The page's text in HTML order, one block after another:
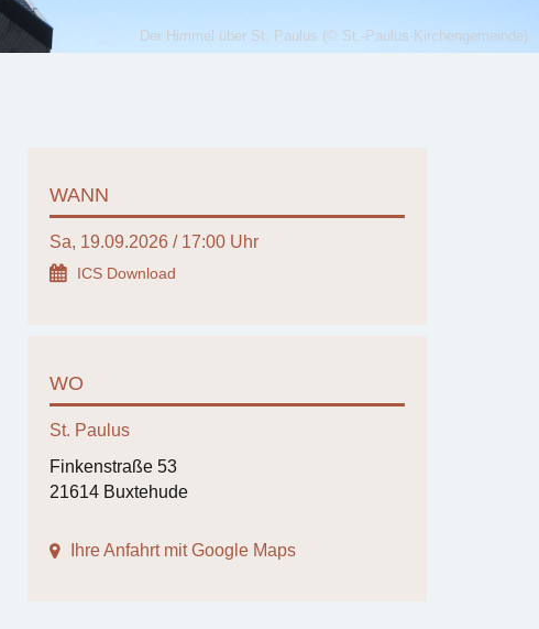
Der Himmel über St. Paulus (© St.-Paulus-Kirchengemeinde)
WANN
Sa, 19.09.2026 / 17:00 Uhr
ICS Download
WO
St. Paulus
Finkenstraße 53
21614 Buxtehude
Ihre Anfahrt mit Google Maps